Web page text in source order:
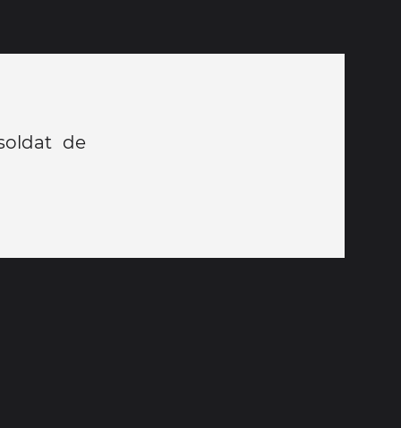
de